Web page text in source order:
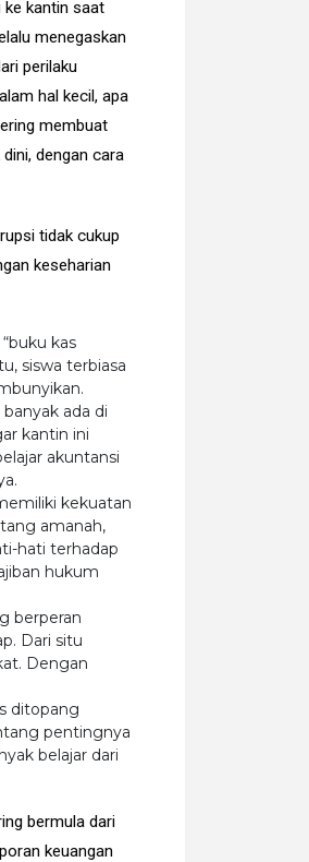
ke kantin saat
menegaskan
perilaku
hal kecil, apa
membuat
dengan cara
tidak cukup
keseharian
kas
siswa terbiasa
ada di
kantin ini
akuntansi
kekuatan
amanah,
hati terhadap
hukum
berperan
Dari situ
Dengan
ditopang
pentingnya
belajar dari
bermula dari
keuangan